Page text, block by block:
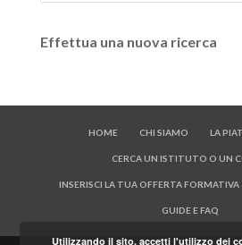
Effettua una nuova ricerca
HOME CHI SIAMO LA
CERCA UN ISTITUTO O UN
INSERISCI LA TUA OFFERTA FORMATIVA
GUIDE E FAQ
Utilizzando il sito, accetti l'utilizzo dei